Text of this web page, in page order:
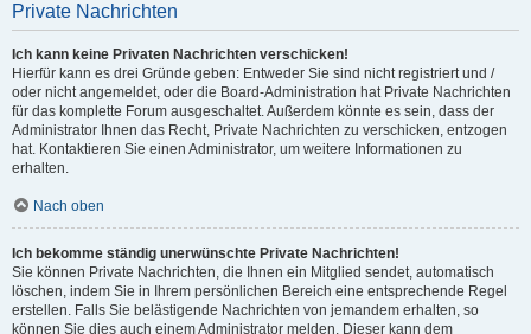
Private Nachrichten
Ich kann keine Privaten Nachrichten verschicken!
Hierfür kann es drei Gründe geben: Entweder Sie sind nicht registriert und /
oder nicht angemeldet, oder die Board-Administration hat Private Nachrichten
für das komplette Forum ausgeschaltet. Außerdem könnte es sein, dass der
Administrator Ihnen das Recht, Private Nachrichten zu verschicken, entzogen
hat. Kontaktieren Sie einen Administrator, um weitere Informationen zu
erhalten.
Nach oben
Ich bekomme ständig unerwünschte Private Nachrichten!
Sie können Private Nachrichten, die Ihnen ein Mitglied sendet, automatisch
löschen, indem Sie in Ihrem persönlichen Bereich eine entsprechende Regel
erstellen. Falls Sie belästigende Nachrichten von jemandem erhalten, so
können Sie dies auch einem Administrator melden. Dieser kann dem